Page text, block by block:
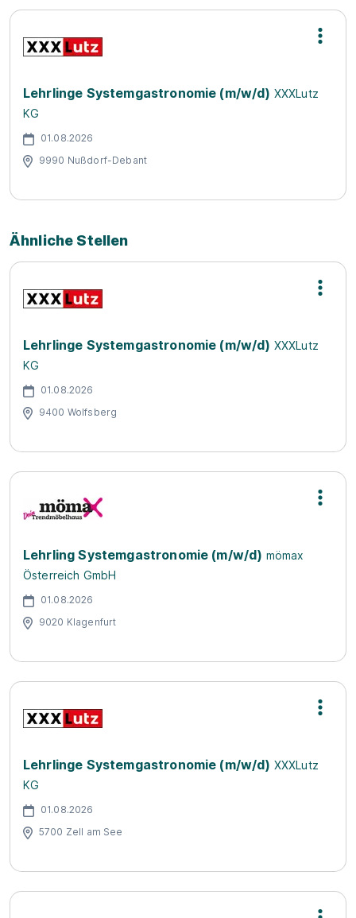
Lehrlinge Systemgastronomie (m/w/d) XXXLutz
KG
01.08.2026
9990 Nußdorf-Debant
Ähnliche Stellen
Lehrlinge Systemgastronomie (m/w/d) XXXLutz
KG
01.08.2026
9400 Wolfsberg
Lehrling Systemgastronomie (m/w/d) mömax
Österreich GmbH
01.08.2026
9020 Klagenfurt
Lehrlinge Systemgastronomie (m/w/d) XXXLutz
KG
01.08.2026
5700 Zell am See